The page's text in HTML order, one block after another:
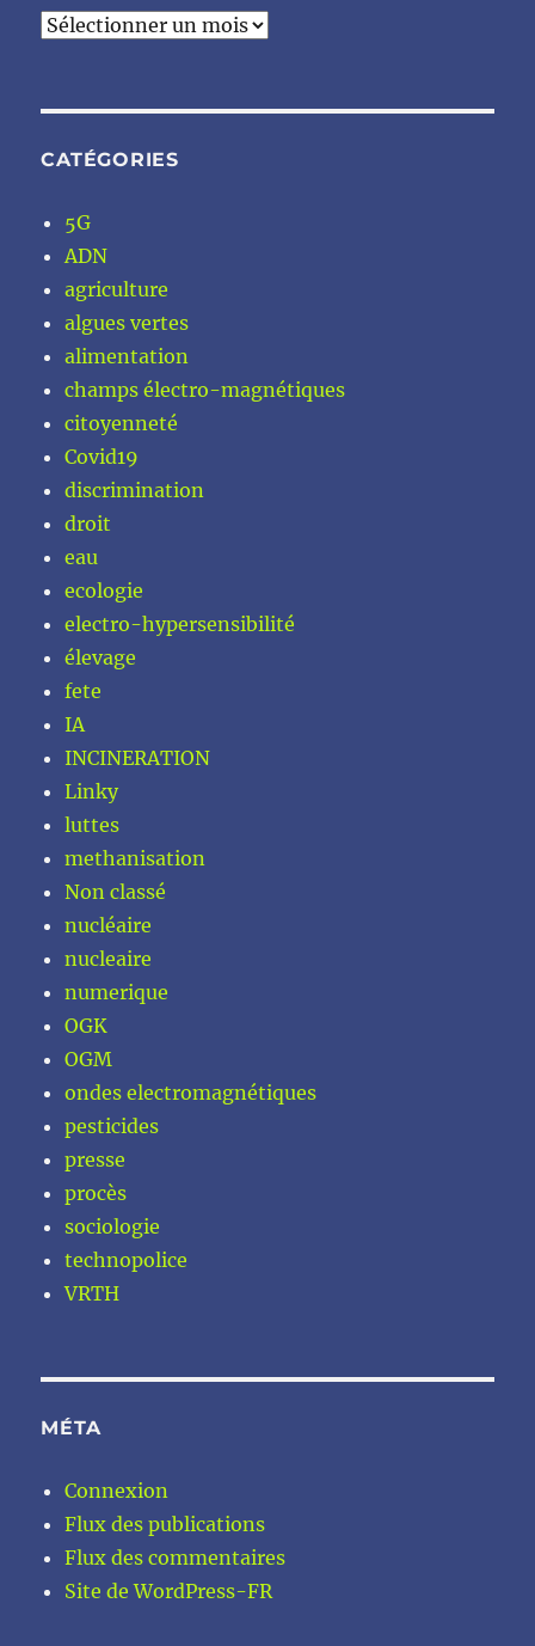
Archives
CATÉGORIES
5G
ADN
agriculture
algues vertes
alimentation
champs électro-magnétiques
citoyenneté
Covid19
discrimination
droit
eau
ecologie
electro-hypersensibilité
élevage
fete
IA
INCINERATION
Linky
luttes
methanisation
Non classé
nucléaire
nucleaire
numerique
OGK
OGM
ondes electromagnétiques
pesticides
presse
procès
sociologie
technopolice
VRTH
MÉTA
Connexion
Flux des publications
Flux des commentaires
Site de WordPress-FR